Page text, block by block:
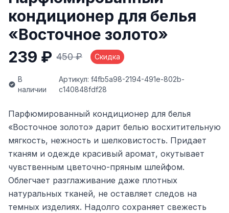
кондиционер для белья
«Восточное золото»
239 ₽ 450 ₽ Скидка
В
наличии
Артикул: f4fb5a98-2194-491e-802b-
c140848fdf28
Парфюмированный кондиционер для белья
«Восточное золото» дарит белью восхитительную
мягкость, нежность и шелковистость. Придает
тканям и одежде красивый аромат, окутывает
чувственным цветочно-пряным шлейфом.
Облегчает разглаживание даже плотных
натуральных тканей, не оставляет следов на
темных изделиях. Надолго сохраняет свежесть